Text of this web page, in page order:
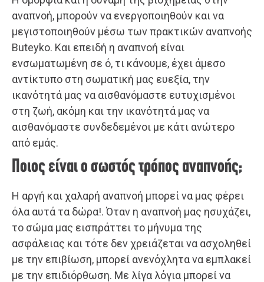
αναπνοή, μπορούν να ενεργοποιηθούν και να
μεγιστοποιηθούν μέσω των πρακτικών αναπνοής
Buteyko. Και επειδή η αναπνοή είναι
ενσωματωμένη σε ό, τι κάνουμε, έχει άμεσο
αντίκτυπο στη σωματική μας ευεξία, την
ικανότητά μας να αισθανόμαστε ευτυχισμένοι
στη ζωή, ακόμη και την ικανότητά μας να
αισθανόμαστε συνδεδεμένοι με κάτι ανώτερο
από εμάς.
Ποιος είναι ο σωστός τρόπος αναπνοής;
Η αργή και χαλαρή αναπνοή μπορεί να μας φέρει
όλα αυτά τα δώρα!. Όταν η αναπνοή μας ησυχάζει,
το σώμα μας εισπράττει το μήνυμα της
ασφάλειας και τότε δεν χρειάζεται να ασχοληθεί
με την επιβίωση, μπορεί ανενόχλητα να εμπλακεί
με την επιδιόρθωση. Με λίγα λόγια μπορεί να